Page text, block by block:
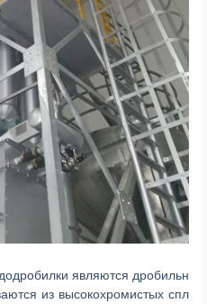
являются дробильн
из высокохромистых спл